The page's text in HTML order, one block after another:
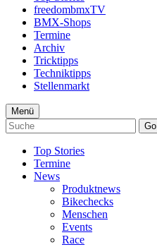
freedombmxTV
BMX-Shops
Termine
Archiv
Tricktipps
Techniktipps
Stellenmarkt
Menü
Go
Top Stories
Termine
News
Produktnews
Bikechecks
Menschen
Events
Race